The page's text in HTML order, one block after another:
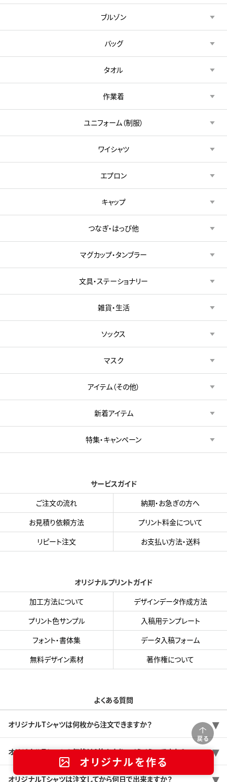
戻る
オリジナルを作る
ブルゾン
バッグ
タオル
作業着
ユニフォーム（制服）
ワイシャツ
エプロン
キャップ
つなぎ・はっぴ他
マグカップ・タンブラー
文具・ステーショナリー
雑貨・生活
ソックス
マスク
アイテム（その他）
新着アイテム
特集・キャンペーン
サービスガイド
ご注文の流れ
納期・お急ぎの方へ
お見積り依頼方法
プリント料金について
リピート注文
お支払い方法・送料
オリジナルプリントガイド
加工方法について
デザインデータ作成方法
プリント色サンプル
入稿用テンプレート
フォント・書体集
データ入稿フォーム
無料デザイン素材
著作権について
よくある質問
オリジナルTシャツは何枚から注文できますか？
オリジナルTシャツの価格は1枚あたりいくらくらいですか？
オリジナルTシャツは注文してから何日で出来ますか？